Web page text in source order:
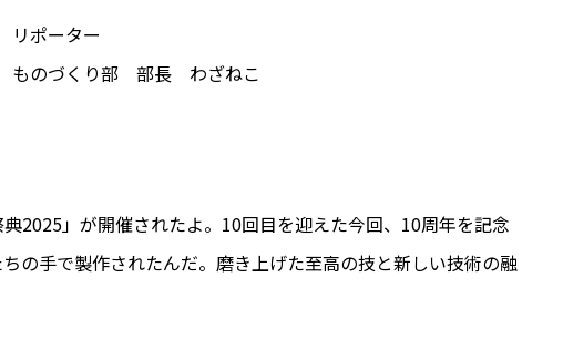
リポーター
ものづくり部 部長 わざねこ
2025」が開催されたよ。10回目を迎えた今回、10周年を記念
の手で製作されたんだ。磨き上げた至高の技と新しい技術の融